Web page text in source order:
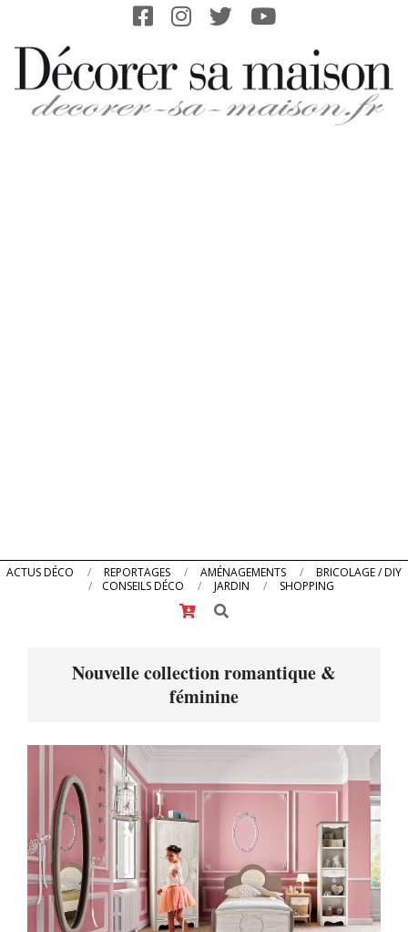
content
Primary
ACTUS DÉCO REPORTAGES AMÉNAGEMENTS
BRICOLAGE / DIY
CONSEILS DÉCO
JARDIN
SHOPPING
Search
Nouvelle collection romantique &
féminine